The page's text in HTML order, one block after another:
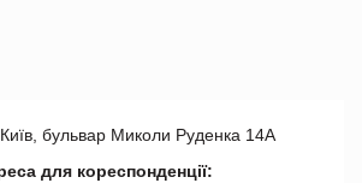
бульвар Миколи Руденка 14А
для кореспонденції: